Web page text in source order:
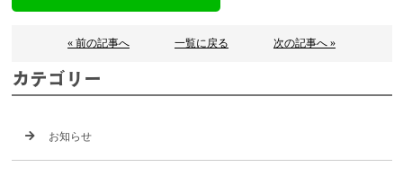
« 前の記事へ 一覧に戻る 次の記事へ »
カテゴリー
お知らせ